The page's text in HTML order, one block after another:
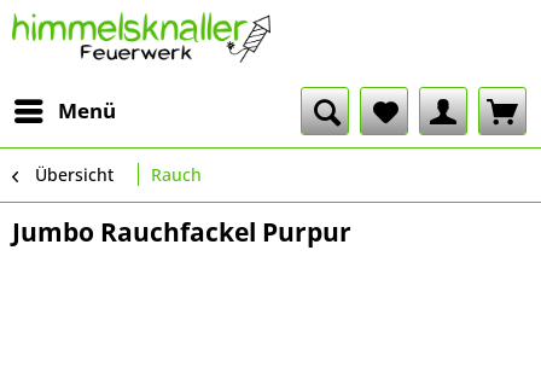
Menü
Übersicht Rauch
Jumbo Rauchfackel Purpur